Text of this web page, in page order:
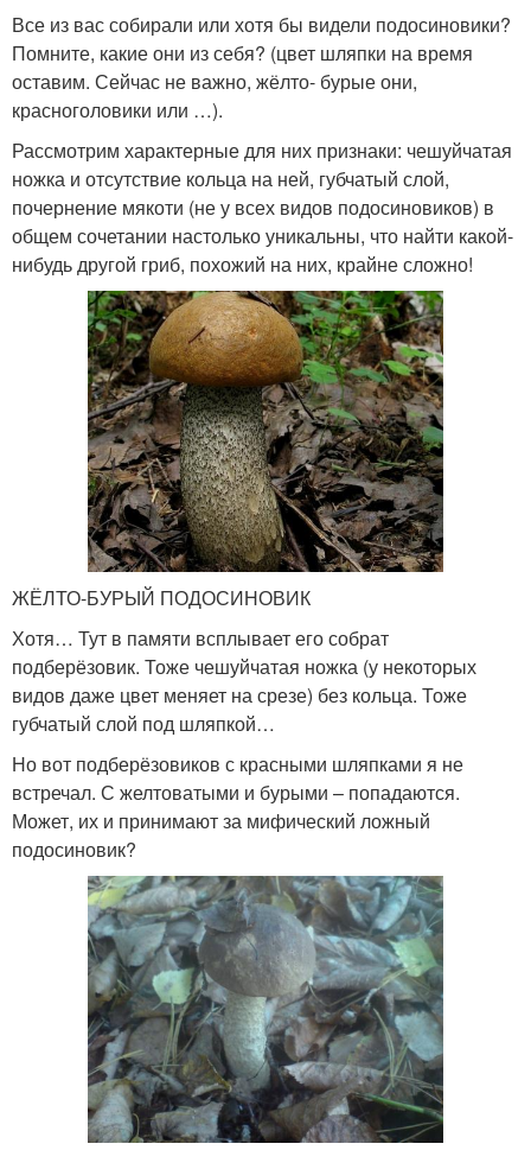
Все из вас собирали или хотя бы видели подосиновики?
Помните, какие они из себя? (цвет шляпки на время
оставим. Сейчас не важно, жёлто- бурые они,
красноголовики или …).
Рассмотрим характерные для них признаки: чешуйчатая
ножка и отсутствие кольца на ней, губчатый слой,
почернение мякоти (не у всех видов подосиновиков) в
общем сочетании настолько уникальны, что найти какой-
нибудь другой гриб, похожий на них, крайне сложно!
ЖЁЛТО-БУРЫЙ ПОДОСИНОВИК
Хотя… Тут в памяти всплывает его собрат
подберёзовик. Тоже чешуйчатая ножка (у некоторых
видов даже цвет меняет на срезе) без кольца. Тоже
губчатый слой под шляпкой…
Но вот подберёзовиков с красными шляпками я не
встречал. С желтоватыми и бурыми – попадаются.
Может, их и принимают за мифический ложный
подосиновик?